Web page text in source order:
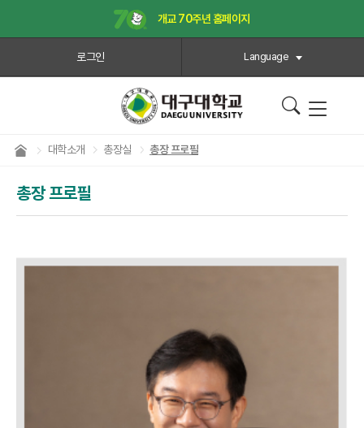
개교 70주년 홈페이지
로그인 Language
대학소개 총장실 총장 프로필
총장 프로필